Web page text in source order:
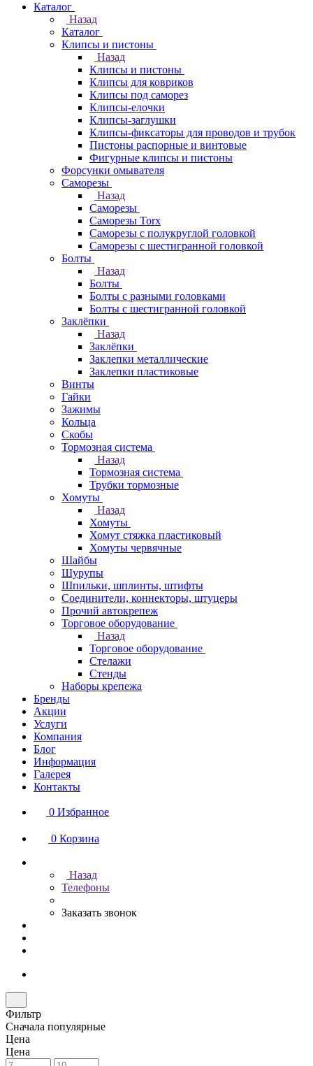
Каталог
Назад
Каталог
Клипсы и пистоны
Назад
Клипсы и пистоны
Клипсы для ковриков
Клипсы под саморез
Клипсы-елочки
Клипсы-заглушки
Клипсы-фиксаторы для проводов и трубок
Пистоны распорные и винтовые
Фигурные клипсы и пистоны
Форсунки омывателя
Саморезы
Назад
Саморезы
Саморезы Torx
Саморезы с полукруглой головкой
Саморезы с шестигранной головкой
Болты
Назад
Болты
Болты с разными головками
Болты с шестигранной головкой
Заклёпки
Назад
Заклёпки
Заклепки металлические
Заклепки пластиковые
Винты
Гайки
Зажимы
Кольца
Скобы
Тормозная система
Назад
Тормозная система
Трубки тормозные
Хомуты
Назад
Хомуты
Хомут стяжка пластиковый
Хомуты червячные
Шайбы
Шурупы
Шпильки, шплинты, штифты
Соединители, коннекторы, штуцеры
Прочий автокрепеж
Торговое оборудование
Назад
Торговое оборудование
Стелажи
Стенды
Наборы крепежа
Бренды
Акции
Услуги
Компания
Блог
Информация
Галерея
Контакты
0 Избранное
0 Корзина
Назад
Телефоны
Заказать звонок
Фильтр
Сначала популярные
Цена
Цена